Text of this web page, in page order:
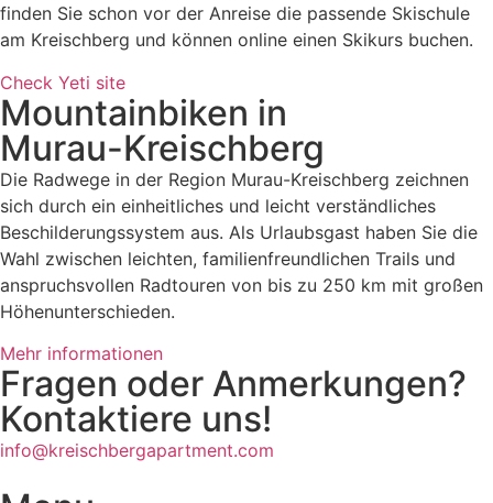
finden Sie schon vor der Anreise die passende Skischule
am Kreischberg und können online einen Skikurs buchen.
Check Yeti site
Mountainbiken in
Murau-Kreischberg
Die Radwege in der Region Murau-Kreischberg zeichnen
sich durch ein einheitliches und leicht verständliches
Beschilderungssystem aus. Als Urlaubsgast haben Sie die
Wahl zwischen leichten, familienfreundlichen Trails und
anspruchsvollen Radtouren von bis zu 250 km mit großen
Höhenunterschieden.
Mehr informationen
Fragen oder Anmerkungen?
Kontaktiere uns!
info@kreischbergapartment.com